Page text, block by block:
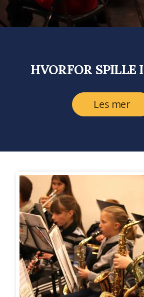
HVORFOR SPILLE
Les mer